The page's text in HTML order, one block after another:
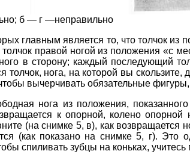
б — г —неправильно
главным является то, что толчок
правой ногой из положения «с
в сторону; каждый последующий
толчок, нога, на которой вы
вычерчивать обязательные
нога из положения,
к опорной, колено
(на снимке 5, в), как
(как показано на снимке 5, г).
спиливать зубцы на коньках, учитесь